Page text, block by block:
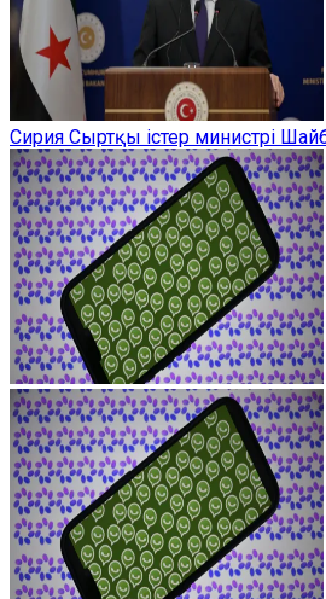
Сирия Сыртқы істер министрі